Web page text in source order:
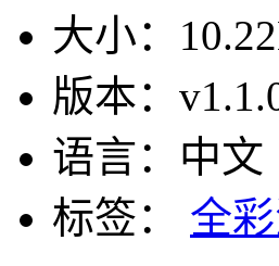
大小：
版本：
语言： 中文
标签：
全